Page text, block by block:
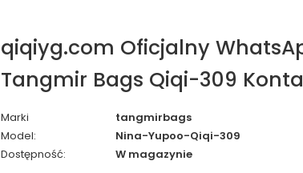
qiqiyg.com Oficjalny
Tangmir Bags Qiqi-309
Marki
tangmirbags
Model:
Nina-Yupoo-Qiqi-309
Dostępność:
W magazynie